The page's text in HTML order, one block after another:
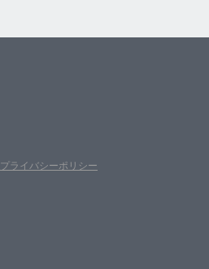
プライバシーポリシー